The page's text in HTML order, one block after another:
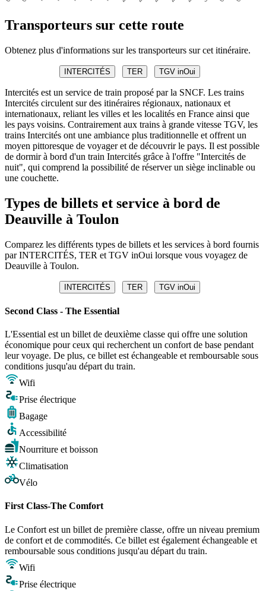
Transporteurs sur cette route
Obtenez plus d'informations sur les transporteurs sur cet itinéraire.
INTERCITÉS TER TGV inOui
Intercités est un service de train proposé par la SNCF. Les trains
Intercités circulent sur des itinéraires régionaux, nationaux et
internationaux, reliant les villes et les localités en France ainsi que
les pays voisins. Contrairement aux trains à grande vitesse TGV, les
trains Intercités ont une ambiance plus traditionnelle et offrent un
moyen pittoresque de voyager et de découvrir le pays. Il est possible
de dormir à bord d'un train Intercités grâce à l'offre "Intercités de
nuit", qui comprend la possibilité de réserver un siège inclinable ou
une couchette.
Types de billets et service à bord de
Deauville à Toulon
Comparez les différents types de billets et les services à bord fournis
par INTERCITÉS, TER et TGV inOui lorsque vous voyagez de
Deauville à Toulon.
INTERCITÉS TER TGV inOui
Second Class - The Essential
L'Essential est un billet de deuxième classe qui offre une solution
économique pour ceux qui recherchent un confort de base pendant
leur voyage. De plus, ce billet est échangeable et remboursable sous
conditions jusqu'au départ du train.
Wifi
Prise électrique
Bagage
Accessibilité
Nourriture et boisson
Climatisation
Vélo
First Class-The Comfort
Le Confort est un billet de première classe, offre un niveau premium
de confort et de commodités. Ce billet est également échangeable et
remboursable sous conditions jusqu'au départ du train.
Wifi
Prise électrique